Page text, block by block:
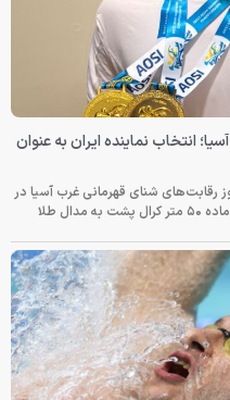
انتخاب نماینده ایران به عنوان
رقابت‌های شنای قهرمانی غرب آسیا در